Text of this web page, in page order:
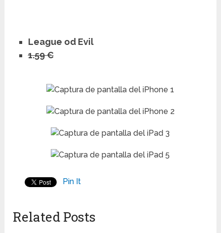
League od Evil
1.59 €
Pin It
Related Posts